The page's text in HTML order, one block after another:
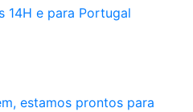
14H e para Portugal
estamos prontos para